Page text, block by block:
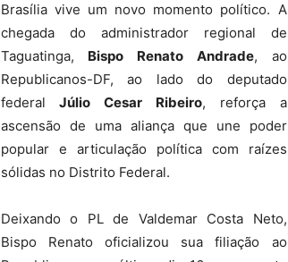
Brasília vive um novo momento político. A
chegada do administrador regional de
Taguatinga, Bispo Renato Andrade, ao
Republicanos-DF, ao lado do deputado
federalJúlio Cesar Ribeiro, reforça a
ascensão de uma aliança que une poder
popular e articulação política com raízes
sólidas no Distrito Federal.
Deixando o PL de Valdemar Costa Neto,
Bispo Renato oficializou sua filiação ao